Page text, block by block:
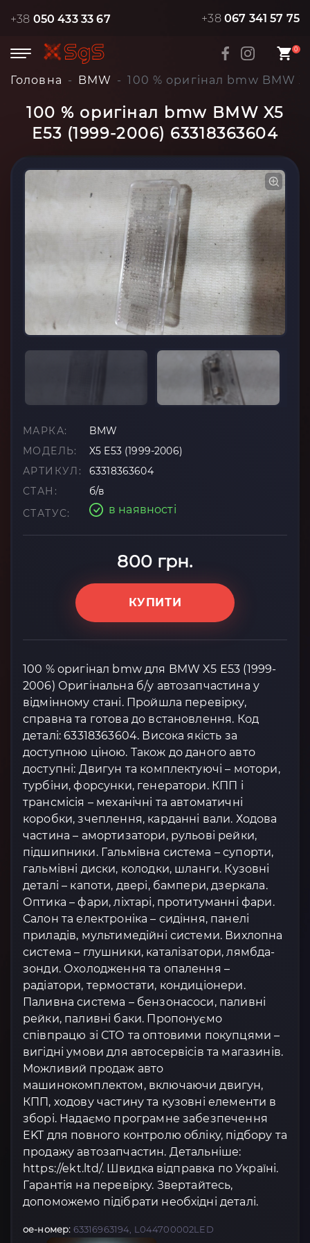
+38 050 433 33 67 +38 067 341 57 75
0
Головна BMW 100 % оригінал bmw BMW
100 % оригінал bmw BMW X5
E53 (1999-2006) 63318363604
МАРКА:
BMW
МОДЕЛЬ:
X5 E53 (1999-2006)
АРТИКУЛ:
63318363604
СТАН:
б/в
СТАТУС:
в наявності
800 грн.
КУПИТИ
100 % оригінал bmw для BMW X5 E53 (1999-
2006) Оригінальна б/у автозапчастина у
відмінному стані. Пройшла перевірку,
справна та готова до встановлення. Код
деталі: 63318363604. Висока якість за
доступною ціною. Також до даного авто
доступні: Двигун та комплектуючі – мотори,
турбіни, форсунки, генератори. КПП і
трансмісія – механічні та автоматичні
коробки, зчеплення, карданні вали. Ходова
частина – амортизатори, рульові рейки,
підшипники. Гальмівна система – супорти,
гальмівні диски, колодки, шланги. Кузовні
деталі – капоти, двері, бампери, дзеркала.
Оптика – фари, ліхтарі, протитуманні фари.
Салон та електроніка – сидіння, панелі
приладів, мультимедійні системи. Вихлопна
система – глушники, каталізатори, лямбда-
зонди. Охолодження та опалення –
радіатори, термостати, кондиціонери.
Паливна система – бензонасоси, паливні
рейки, паливні баки. Пропонуємо
співпрацю зі СТО та оптовими покупцями –
вигідні умови для автосервісів та магазинів.
Можливий продаж авто
машинокомплектом, включаючи двигун,
КПП, ходову частину та кузовні елементи в
зборі. Надаємо програмне забезпечення
EKT для повного контролю обліку, підбору та
продажу автозапчастин. Детальніше:
https://ekt.ltd/. Швидка відправка по Україні.
Гарантія на перевірку. Звертайтесь,
допоможемо підібрати необхідні деталі.
oe-номер: 63316963194, L044700002LED